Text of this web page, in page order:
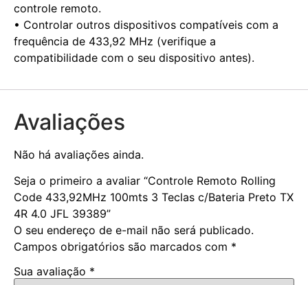
controle remoto.
• Controlar outros dispositivos compatíveis com a
frequência de 433,92 MHz (verifique a
compatibilidade com o seu dispositivo antes).
Avaliações
Não há avaliações ainda.
Seja o primeiro a avaliar “Controle Remoto Rolling
Code 433,92MHz 100mts 3 Teclas c/Bateria Preto TX
4R 4.0 JFL 39389”
O seu endereço de e-mail não será publicado.
Campos obrigatórios são marcados com *
Sua avaliação *